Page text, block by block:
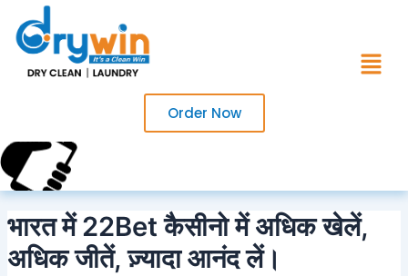
content
Menu
Order Now
भारत में 22Bet कैसीनो में अधिक खेलें,
अधिक जीतें, ज़्यादा आनंद लें।